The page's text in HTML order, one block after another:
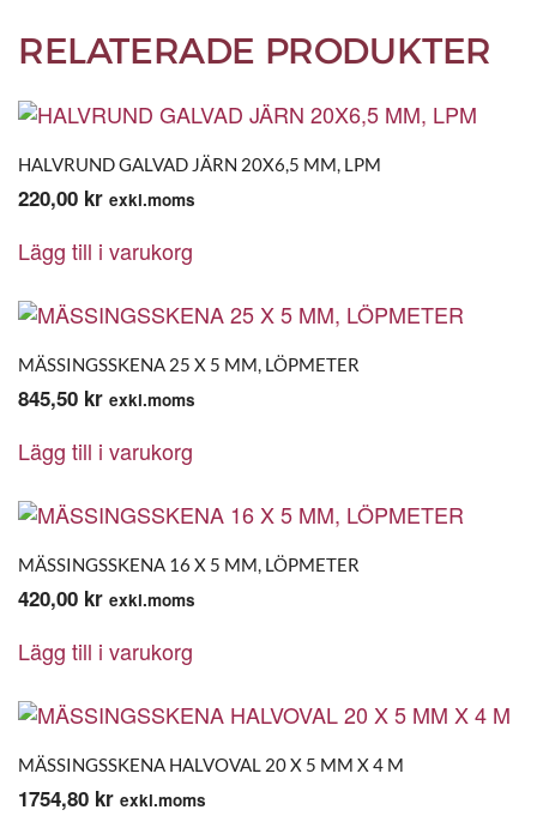
RELATERADE PRODUKTER
HALVRUND GALVAD JÄRN 20X6,5 MM, LPM
220,00 kr exkl.moms
Lägg till i varukorg
MÄSSINGSSKENA 25 X 5 MM, LÖPMETER
845,50 kr exkl.moms
Lägg till i varukorg
MÄSSINGSSKENA 16 X 5 MM, LÖPMETER
420,00 kr exkl.moms
Lägg till i varukorg
MÄSSINGSSKENA HALVOVAL 20 X 5 MM X 4 M
1754,80 kr exkl.moms